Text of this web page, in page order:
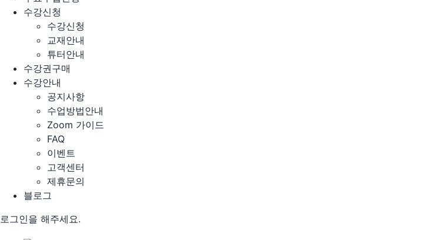
수강신청
수강신청
교재안내
튜터안내
수강권구매
수강안내
공지사항
수업방법안내
Zoom 가이드
FAQ
이벤트
고객센터
제휴문의
블로그
로그인을 해주세요.